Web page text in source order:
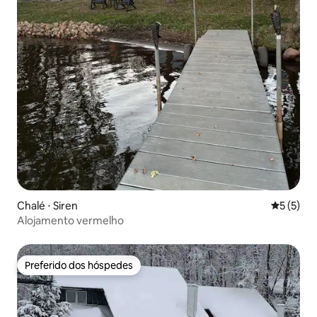
Chalé ⋅ Siren 5 de
5 (5)
Alojamento vermelho
Preferido dos hóspedes
Preferido dos hóspedes